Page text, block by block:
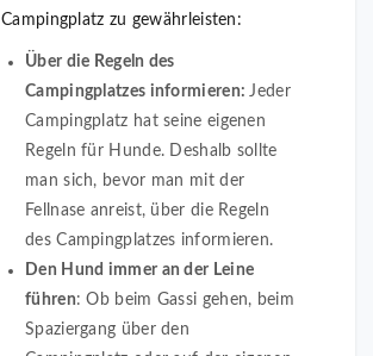
Campingplatz zu gewährleisten:
Über die Regeln des
Campingplatzes informieren:Jeder
Campingplatz hat seine eigenen
Regeln für Hunde. Deshalb sollte
man sich, bevor man mit der
Fellnase anreist, über die Regeln
des Campingplatzes informieren.
Den Hund immer an der Leine
führen: Ob beim Gassi gehen, beim
Spaziergang über den